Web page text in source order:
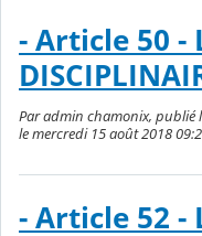
- Article 50 -
Par admin chamonix, publié
le mercredi 15 août 2018
- Article 52 -